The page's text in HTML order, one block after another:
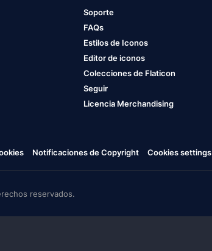
Soporte
FAQs
Estilos de Iconos
Editor de iconos
Colecciones de Flaticon
Seguir
Licencia Merchandising
Notificaciones de Copyright Cookies settings
reservados.